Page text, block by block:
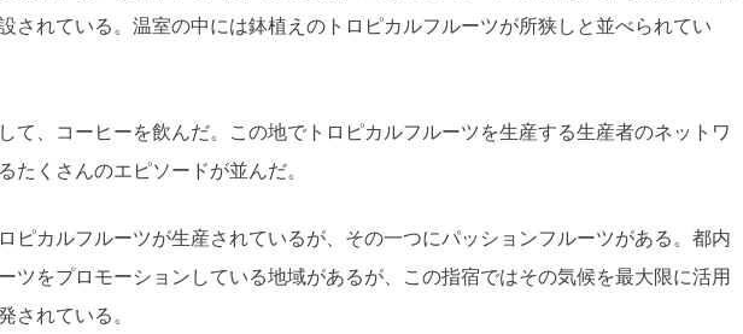
されている。温室の中には鉢植えのトロピカルフルーツが所狭しと並べられてい
て、コーヒーを飲んだ。この地でトロピカルフルーツを生産する生産者のネットワ
たくさんのエピソードが並んだ。
ピカルフルーツが生産されているが、その一つにパッションフルーツがある。都内
ツをプロモーションしている地域があるが、この指宿ではその気候を最大限に活用
されている。